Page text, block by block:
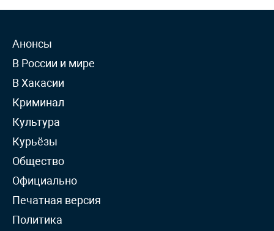
Анонсы
В России и мире
В Хакасии
Криминал
Культура
Курьёзы
Общество
Официально
Печатная версия
Политика